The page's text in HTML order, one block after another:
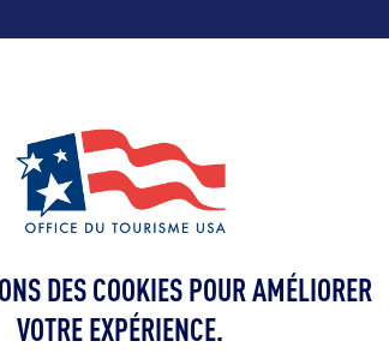
ALLEZ PLUS LOIN
DES COOKIES POUR AMÉLIORER
VOTRE EXPÉRIENCE.